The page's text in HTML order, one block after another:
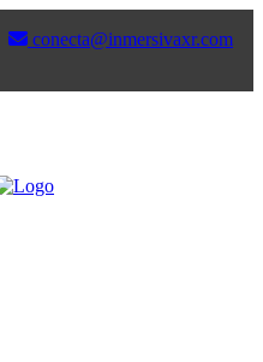
conecta@inmersivaxr.com